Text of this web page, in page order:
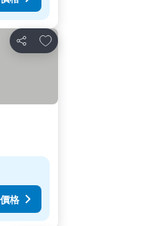
分享
加入我的最愛
格